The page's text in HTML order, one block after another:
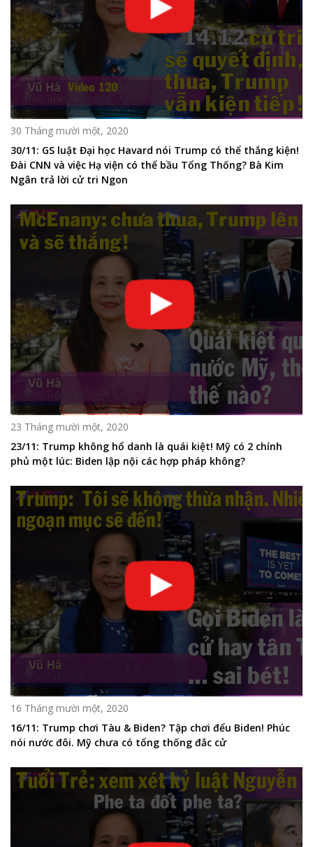
30 Tháng mười một, 2020
30/11: GS luật Đại học Havard nói Trump có thể thắng kiện!
Đài CNN và việc Hạ viện có thể bầu Tổng Thống? Bà Kim
Ngân trả lời cử tri Ngon
23 Tháng mười một, 2020
23/11: Trump không hổ danh là quái kiệt! Mỹ có 2 chính
phủ một lúc: Biden lập nội các hợp pháp không?
16 Tháng mười một, 2020
16/11: Trump chơi Tàu & Biden? Tập chơi đểu Biden! Phúc
nói nước đôi. Mỹ chưa có tổng thống đắc cử